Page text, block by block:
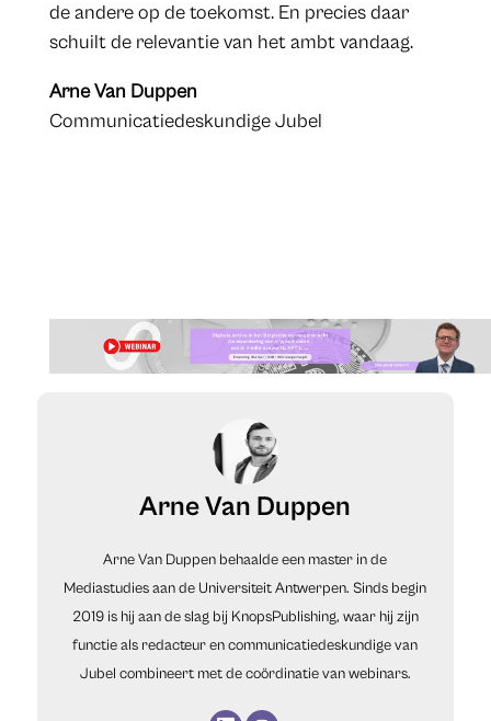
de andere op de toekomst. En precies daar
schuilt de relevantie van het ambt vandaag.
Arne Van Duppen
Communicatiedeskundige Jubel
Arne Van Duppen
Arne Van Duppen behaalde een master in de
Mediastudies aan de Universiteit Antwerpen. Sinds begin
2019 is hij aan de slag bij KnopsPublishing, waar hij zijn
functie als redacteur en communicatiedeskundige van
Jubel combineert met de coördinatie van webinars.